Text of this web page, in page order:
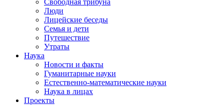
Свободная трибуна
Люди
Лицейские беседы
Семья и дети
Путешествие
Утраты
Наука
Новости и факты
Гуманитарные науки
Естественно-математические науки
Наука в лицах
Проекты